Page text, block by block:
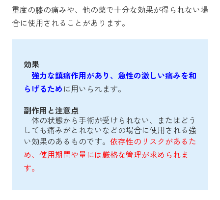
重度の膝の痛みや、他の薬で十分な効果が得られない場
合に使用されることがあります。
効果
強力な鎮痛作用があり、急性の激しい痛みを和
らげるため に用いられます。
副作用と注意点
体の状態から手術が受けられない、またはどう
しても痛みがとれないなどの場合に使用される強
い効果のあるものです。 依存性のリスクがあるた
め、使用期間や量には厳格な管理が求められま
す。